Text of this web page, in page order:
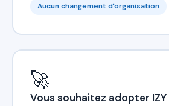
Aucun changement d'organisation
🚀
Vous souhaitez adopter IZY